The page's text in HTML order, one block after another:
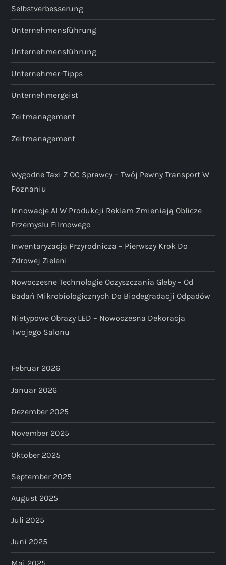
Selbstverbesserung
Unternehmensführung
Unternehmensführung
Unternehmer-Tipps
Unternehmergeist
Zeitmanagement
Zeitmanagement
Wygodne Taxi Z OC Sprawcy – Twój Pewny Transport W
Poznaniu
Innowacje AI W Produkcji Reklam Zmieniają Oblicze
Przemysłu Filmowego
Inwentaryzacja Przyrodnicza – Pierwszy Krok Do
Zdrowej Zieleni
Nowoczesne Technologie Oczyszczania Gleby – Od
Badań Mikrobiologicznych Do Biodegradacji Odpadów
Nietypowe Obrazy LED – Nowoczesna Dekoracja
Twojego Salonu
Februar 2026
Januar 2026
Dezember 2025
November 2025
Oktober 2025
September 2025
August 2025
Juli 2025
Juni 2025